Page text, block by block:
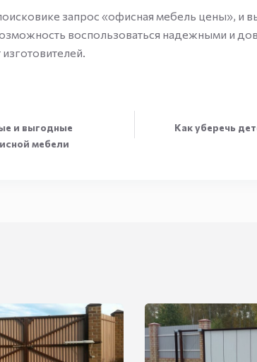
запрос «офисная мебель цены», и
воспользоваться надежными и
и выгодные
мебели
Как уберечь